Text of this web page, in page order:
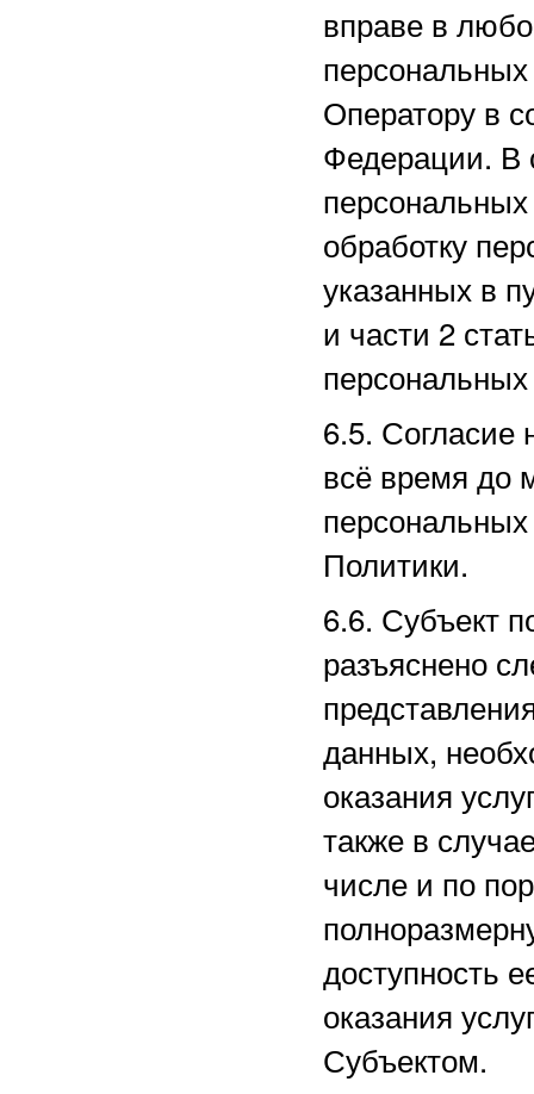
вправе в
Оператору в
Федерации. В
обработку
указанных в
и части 2
6.5. Согласие
всё время до
Политики.
6.6. Субъект
разъяснено
данных,
оказания
также в
числе и по
доступность
оказания
Субъектом.